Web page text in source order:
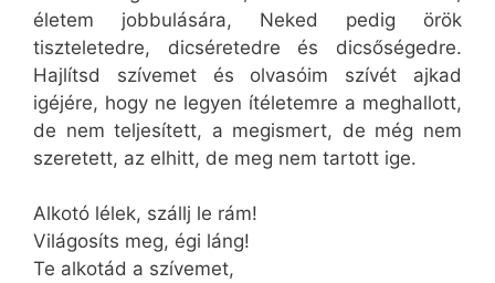
életem jobbulására, Neked pedig örök
tiszteletedre, dicséretedre és dicsőségedre.
Hajlítsd szívemet és olvasóim szívét ajkad
igéjére, hogy ne legyen ítéletemre a meghallott,
de nem teljesített, a megismert, de még nem
szeretett, az elhitt, de meg nem tartott ige.
Alkotó lélek, szállj le rám!
Világosíts meg, égi láng!
Te alkotád a szívemet,